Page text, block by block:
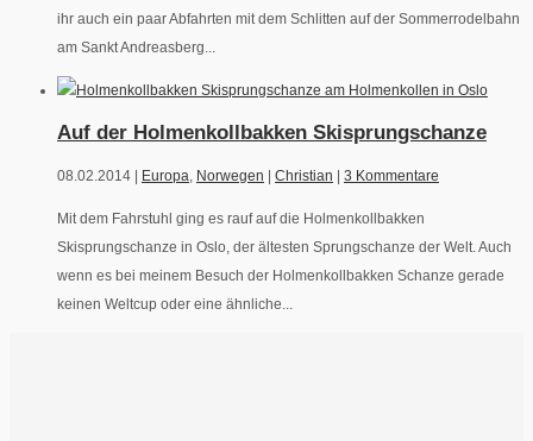
ihr auch ein paar Abfahrten mit dem Schlitten auf der Sommerrodelbahn
am Sankt Andreasberg...
Auf der Holmenkollbakken Skisprungschanze
08.02.2014 | Europa, Norwegen Christian 3 Kommentare
Mit dem Fahrstuhl ging es rauf auf die Holmenkollbakken
Skisprungschanze in Oslo, der ältesten Sprungschanze der Welt. Auch
wenn es bei meinem Besuch der Holmenkollbakken Schanze gerade
keinen Weltcup oder eine ähnliche...